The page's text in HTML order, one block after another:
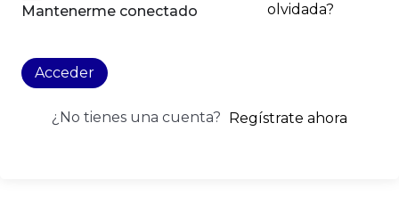
Mantenerme conectado
olvidada?
Acceder
¿No tienes una cuenta? Regístrate ahora